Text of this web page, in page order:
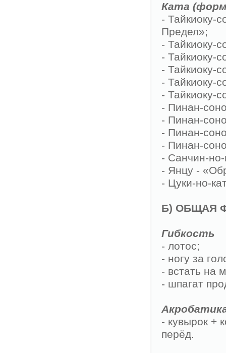
Ката
- Тайкиоку-
Предел»;
- Тайкиоку-
- Тайкиоку-
- Тайкиоку-
- Тайкиоку-
- Тайкиоку-
- Пинан-
- Пинан-
- Пинан-
- Пинан-
- Санчин-но-
- Янцу -
- Цуки-но-
Б) ОБЩАЯ
Гибкость
- лотос;
- ногу за
- встать на
- шпагат
- кувырок +
перёд.